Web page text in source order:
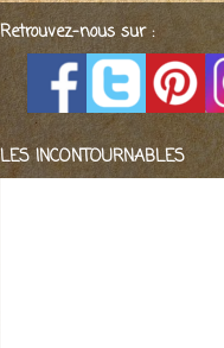
Retrouvez-nous sur :
LES INCONTOURNABLES